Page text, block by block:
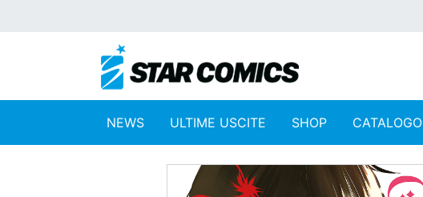
NEWS ULTIME USCITE SHOP CATALOGO